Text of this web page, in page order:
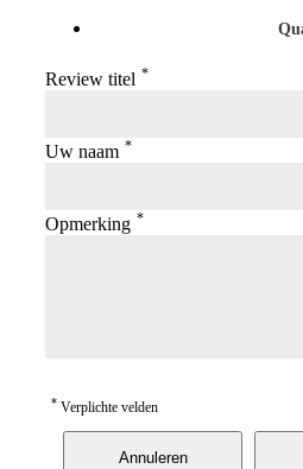
Review titel *
Uw naam *
Opmerking *
* Verplichte velden
Annuleren